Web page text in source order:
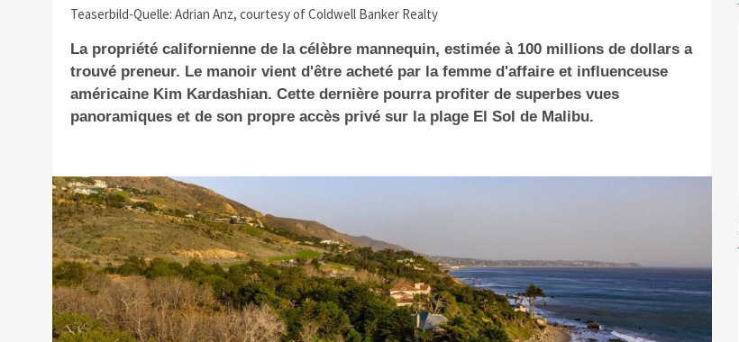
Teaserbild-Quelle: Adrian Anz, courtesy of Coldwell Banker Realty
La propriété californienne de la célèbre mannequin, estimée à 100 millions de dollars a
trouvé preneur. Le manoir vient d'être acheté par la femme d'affaire et influenceuse
américaine Kim Kardashian. Cette dernière pourra profiter de superbes vues
panoramiques et de son propre accès privé sur la plage El Sol de Malibu.